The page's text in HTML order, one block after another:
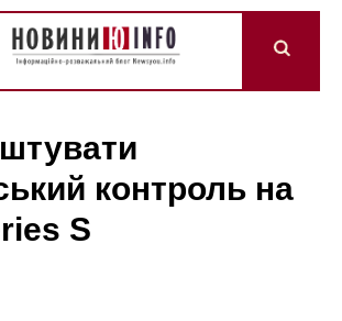
контроль на
S